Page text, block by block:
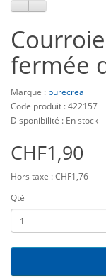
fermée
Marque : purecrea
Code produit : 422157
Disponibilité : En stock
CHF1,90
Hors taxe : CHF1,76
Qté